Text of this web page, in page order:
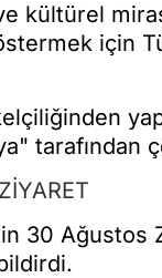
kültürel
için
tarafından
30 Ağustos